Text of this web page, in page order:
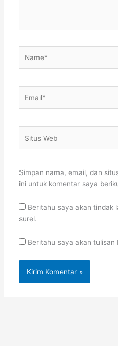
Web
Simpan nama, email, dan
ini untuk komentar saya
Beritahu saya akan tindak
surel.
Beritahu saya akan tulisan